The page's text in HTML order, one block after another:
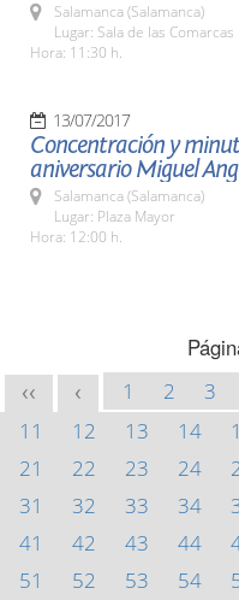
Salamanca (Salamanca)
Lugar: Sala de las Comarcas
Hora: 11:30 h.
13/07/2017
Concentración y
aniversario Miguel
Salamanca (Salamanca)
Lugar: Plaza Mayor
Hora: 12:00 h.
<< < 1 2 3
11
12 13 14
21
22 23 24
31
32 33 34
41
42 43 44
51
52 53 54